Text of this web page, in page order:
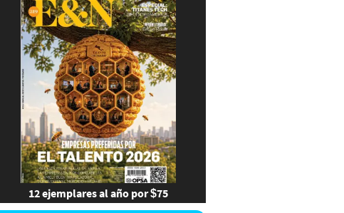
12 ejemplares al año por $75